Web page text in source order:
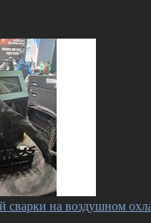
сварки на воздушном